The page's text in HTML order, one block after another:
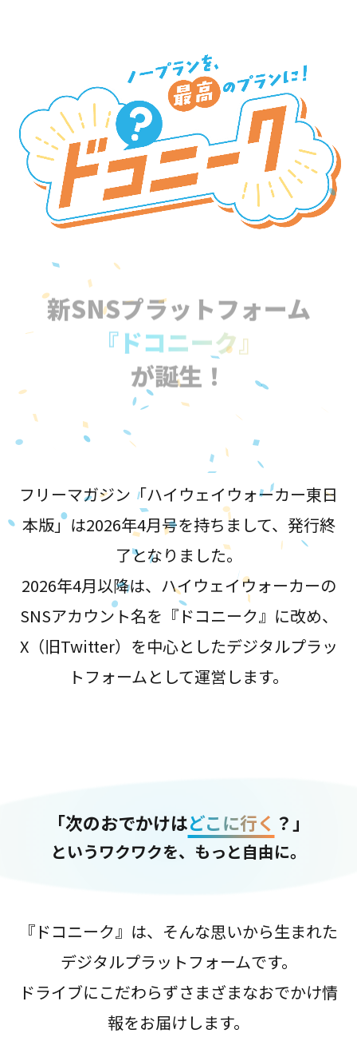
新SNSプラットフォーム
『ドコニーク』
が誕生！
フリーマガジン「ハイウェイウォーカー東日
本版」は2026年4月号を持ちまして、発行終
了となりました。
2026年4月以降は、ハイウェイウォーカーの
SNSアカウント名を『ドコニーク』に改め、
X（旧Twitter）を中心としたデジタルプラッ
トフォームとして運営します。
「次のおでかけはどこに行く ？」
というワクワクを、もっと自由に。
『ドコニーク』は、そんな思いから生まれた
デジタルプラットフォームです。
ドライブにこだわらずさまざまなおでかけ情
報をお届けします。